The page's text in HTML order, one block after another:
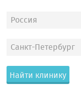
Россия
Санкт-Петербург
Найти клинику